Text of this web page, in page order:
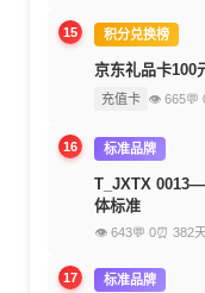
15 积分兑换榜
京东礼品卡100
充值卡 👁 665💬
16 标准品牌
T_JXTX
体标准
👁 643💬 0⏰ 382
17 标准品牌